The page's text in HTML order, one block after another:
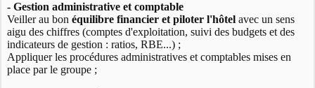
- Gestion administrative et comptable
Veiller au bonéquilibre financier et piloter l'hôtel avec un sens
aigu des chiffres (comptes d'exploitation, suivi des budgets et des
indicateurs de gestion : ratios, RBE...) ;
Appliquer les procédures administratives et comptables mises en
place par le groupe ;